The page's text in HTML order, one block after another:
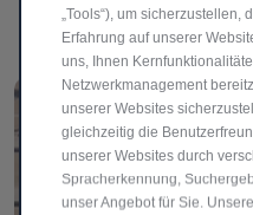
wieder in die korrekte
„Tools“), um
Erfahrung auf unserer
uns, Ihnen
Netzwerkmanagement
unserer Websites
gleichzeitig die
unserer Websites durch
Spracherkennung,
unser Angebot für Sie.